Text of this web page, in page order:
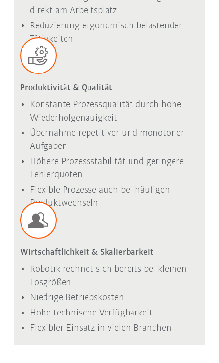
direkt am Arbeitsplatz
Reduzierung ergonomisch belastender
Tätigkeiten
Produktivität & Qualität
Konstante Prozessqualität durch hohe
Wiederholgenauigkeit
Übernahme repetitiver und monotoner
Aufgaben
Höhere Prozessstabilität und geringere
Fehlerquoten
Flexible Prozesse auch bei häufigen
Produktwechseln
Wirtschaftlichkeit & Skalierbarkeit
Robotik rechnet sich bereits bei kleinen
Losgrößen
Niedrige Betriebskosten
Hohe technische Verfügbarkeit
Flexibler Einsatz in vielen Branchen